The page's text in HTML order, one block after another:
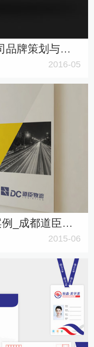
中植新能源汽车有限公司品牌策划与商标设计
2016-05
物流运输企业VIS设计案例_成都道臣物流有限公司VI设计
2015-06